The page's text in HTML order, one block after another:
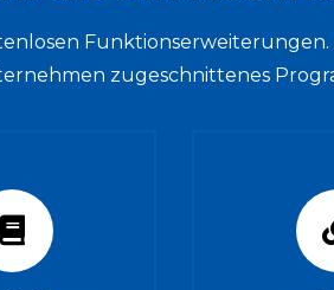
Funktionserweiterungen.
zugeschnittenes